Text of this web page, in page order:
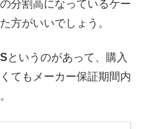
分割高になっているケー
方がいいでしょう。
というのがあって、購入
てもメーカー保証期間内